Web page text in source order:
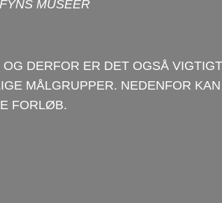
MUSEER
DERFOR ER DET OGSÅ
MÅLGRUPPER. NEDENFOR
FORLØB.